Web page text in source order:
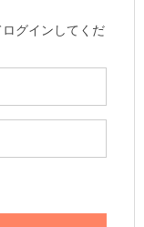
グインしてくだ